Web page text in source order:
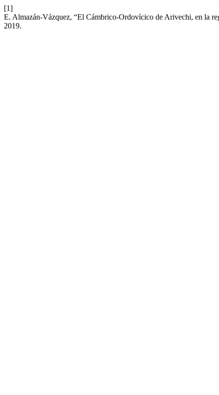
[1]
E. Almazán-Vázquez, “El Cámbrico-Ordovícico de Arivechi, en la
2019.